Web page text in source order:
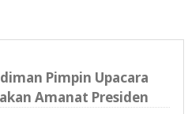
Pimpin Upacara
Amanat Presiden